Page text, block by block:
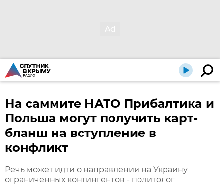
На саммите НАТО Прибалтика и
Польша могут получить карт-
бланш на вступление в
конфликт
Речь может идти о направлении на Украину
ограниченных контингентов - политолог